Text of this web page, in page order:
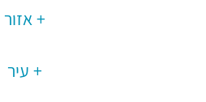
אזור
עיר